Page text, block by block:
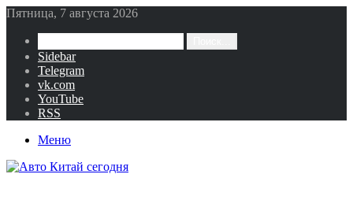
Пятница, 7 августа 2026
Sidebar
Telegram
vk.com
YouTube
RSS
Меню